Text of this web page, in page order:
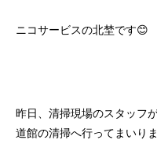
ニコサービスの北埜です😊
昨日、清掃現場のスタッフ
道館の清掃へ行ってまいり